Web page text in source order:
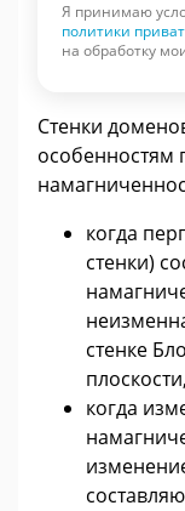
Я принимаю
политики
на обработку
Стенки
особенностям
когда
стенки)
стенке
когда